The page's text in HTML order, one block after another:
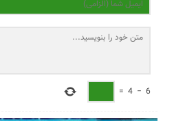
6
−
4
=